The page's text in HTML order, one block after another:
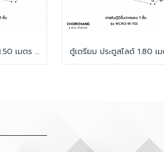
ตู้เตรียม ประตูสไลด์ 1.50 เมตร ไม่มีการ์ดหลัง